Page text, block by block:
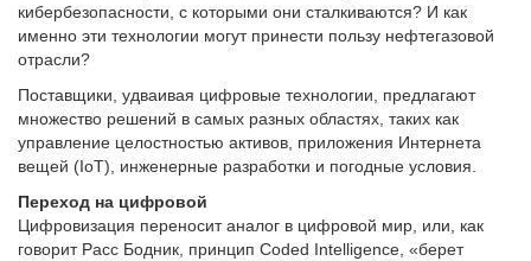
кибербезопасности, с которыми они сталкиваются? И как
именно эти технологии могут принести пользу нефтегазовой
отрасли?
Поставщики, удваивая цифровые технологии, предлагают
множество решений в самых разных областях, таких как
управление целостностью активов, приложения Интернета
вещей (IoT), инженерные разработки и погодные условия.
Переход на цифровой
Цифровизация переносит аналог в цифровой мир, или, как
говорит Расс Бодник, принцип Coded Intelligence, «берет